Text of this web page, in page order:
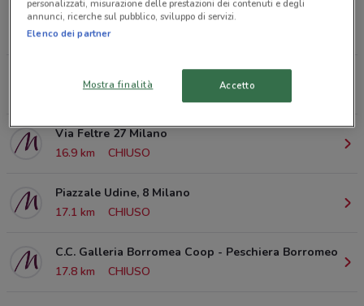
Via Lombardia, 264 Brugherio
11.1 km
CHIUSO
13.4 km
CHIUSO
Via Feltre 27 Milano
16.9 km
CHIUSO
Piazzale Udine, 8 Milano
17.1 km
CHIUSO
C.C. Galleria Borromea Coop - Peschiera Borromeo
17.8 km
CHIUSO
personalizzati, misurazione delle prestazioni dei contenuti e degli
annunci, ricerche sul pubblico, sviluppo di servizi.
Elenco dei partner
Mostra finalità Accetto